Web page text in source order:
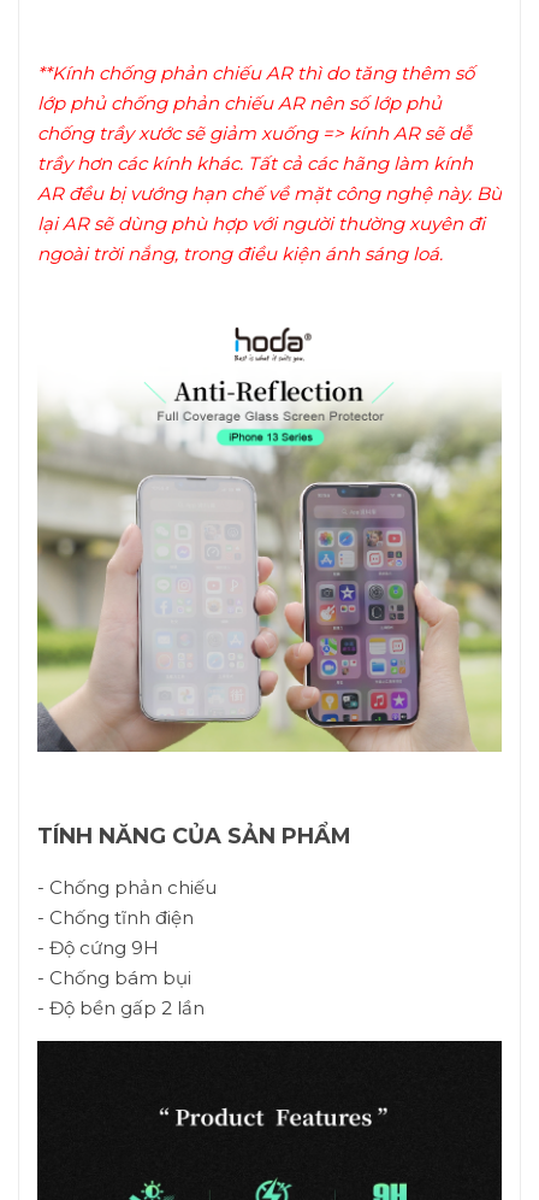
**Kính chống phản chiếu AR thì do tăng thêm số
lớp phủ chống phản chiếu AR nên số lớp phủ
chống trầy xước sẽ giảm xuống => kính AR sẽ dễ
trầy hơn các kính khác. Tất cả các hãng làm kính
AR đều bị vướng hạn chế về mặt công nghệ này. Bù
lại AR sẽ dùng phù hợp với người thường xuyên đi
ngoài trời nắng, trong điều kiện ánh sáng loá.
TÍNH NĂNG CỦA SẢN PHẨM
- Chống phản chiếu
- Chống tĩnh điện
- Độ cứng 9H
- Chống bám bụi
- Độ bền gấp 2 lần